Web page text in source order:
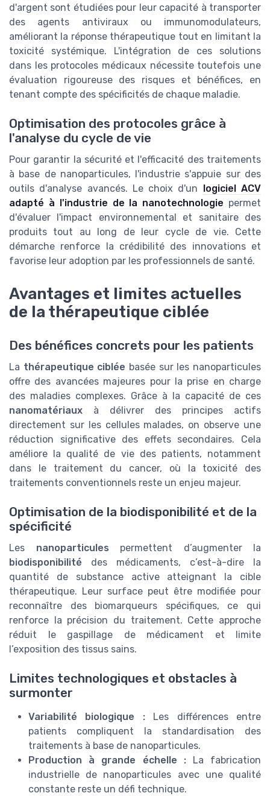
d'argent sont étudiées pour leur capacité à transporter
des agents antiviraux ou immunomodulateurs,
améliorant la réponse thérapeutique tout en limitant la
toxicité systémique. L'intégration de ces solutions
dans les protocoles médicaux nécessite toutefois une
évaluation rigoureuse des risques et bénéfices, en
tenant compte des spécificités de chaque maladie.
Optimisation des protocoles grâce à
l'analyse du cycle de vie
Pour garantir la sécurité et l'efficacité des traitements
à base de nanoparticules, l'industrie s'appuie sur des
outils d'analyse avancés. Le choix d'un
logiciel ACV
adapté à l'industrie de la nanotechnologie permet
d'évaluer l'impact environnemental et sanitaire des
produits tout au long de leur cycle de vie. Cette
démarche renforce la crédibilité des innovations et
favorise leur adoption par les professionnels de santé.
Avantages et limites actuelles
de la thérapeutique ciblée
Des bénéfices concrets pour les patients
La thérapeutique ciblée basée sur les nanoparticules
offre des avancées majeures pour la prise en charge
des maladies complexes. Grâce à la capacité de ces
nanomatériaux à délivrer des principes actifs
directement sur les cellules malades, on observe une
réduction significative des effets secondaires. Cela
améliore la qualité de vie des patients, notamment
dans le traitement du cancer, où la toxicité des
traitements conventionnels reste un enjeu majeur.
Optimisation de la biodisponibilité et de la
spécificité
Les nanoparticules permettent d’augmenter la
biodisponibilité des médicaments, c’est-à-dire la
quantité de substance active atteignant la cible
thérapeutique. Leur surface peut être modifiée pour
reconnaître des biomarqueurs spécifiques, ce qui
renforce la précision du traitement. Cette approche
réduit le gaspillage de médicament et limite
l’exposition des tissus sains.
Limites technologiques et obstacles à
surmonter
Variabilité biologique :Les différences entre
patients compliquent la standardisation des
traitements à base de nanoparticules.
Production à grande échelle :La fabrication
industrielle de nanoparticules avec une qualité
constante reste un défi technique.